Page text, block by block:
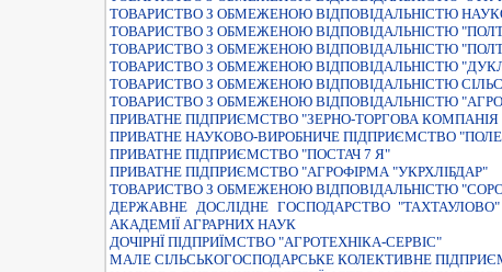
ТОВАРИСТВО З ОБМЕЖЕНОЮ ВIДПОВIДАЛЬНIСТЮ
ТОВАРИСТВО З ОБМЕЖЕНОЮ ВIДПОВIДАЛЬНIСТЮ
ТОВАРИСТВО З ОБМЕЖЕНОЮ ВІДПОВІДАЛЬНІСТЮ
ТОВАРИСТВО З ОБМЕЖЕНОЮ ВIДПОВIДАЛЬНIСТЮ
ТОВАРИСТВО З ОБМЕЖЕНОЮ ВIДПОВIДАЛЬНIСТЮ
ТОВАРИСТВО З ОБМЕЖЕНОЮ ВIДПОВIДАЛЬНIСТЮ
ПРИВАТНЕ ПIДПРИЄМСТВО "ЗЕРНО-ТОРГОВА КОМПАНIЯ
ПРИВАТНЕ НАУКОВО-ВИРОБНИЧЕ ПІДПРИЄМСТВО
ПРИВАТНЕ ПIДПРИЄМСТВО "ПОСТАЧ 7 Я"
ПРИВАТНЕ ПІДПРИЄМСТВО "АГРОФІРМА "УКРХЛІБДАР"
ТОВАРИСТВО З ОБМЕЖЕНОЮ ВIДПОВIДАЛЬНIСТЮ
ДЕРЖАВНЕ ДОСЛIДНЕ ГОСПОДАРСТВО
АКАДЕМIЇ АГРАРНИХ НАУК
ДОЧIРНЇ ПIДПРИЇМСТВО "АГРОТЕХНIКА-СЕРВIС"
МАЛЕ СIЛЬСЬКОГОСПОДАРСЬКЕ КОЛЕКТИВНЕ